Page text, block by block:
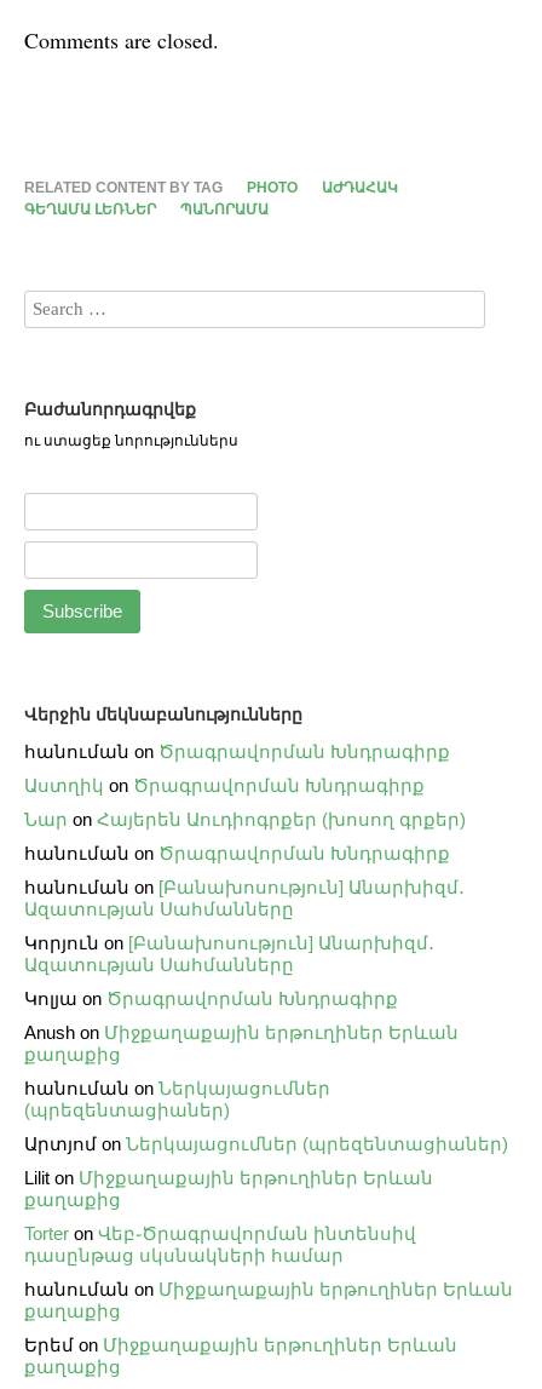
Comments are closed.
RELATED CONTENT BY TAG PHOTO
ԱԺԴԱՀԱԿ
ԳԵՂԱՄԱ ԼԵՌՆԵՐ
ՊԱՆՈՐԱՄԱ
Բաժանորդագրվեք
ու ստացեք նորություններս
Վերջին մեկնաբանությունները
հանուման on Ծրագրավորման Խնդրագիրք
Աստղիկ on Ծրագրավորման Խնդրագիրք
Նար on Հայերեն Աուդիոգրքեր (խոսող գրքեր)
հանուման on Ծրագրավորման Խնդրագիրք
հանուման on [Բանախոսություն] Անարխիզմ․
Ազատության Սահմանները
Կորյուն on [Բանախոսություն] Անարխիզմ․
Ազատության Սահմանները
Կոլյա on Ծրագրավորման Խնդրագիրք
Anush on Միջքաղաքային երթուղիներ Երևան
քաղաքից
հանուման on Ներկայացումներ
(պրեզենտացիաներ)
Արտյոմ on Ներկայացումներ (պրեզենտացիաներ)
Lilit on Միջքաղաքային երթուղիներ Երևան
քաղաքից
Torter on Վեբ֊Ծրագրավորման ինտենսիվ
դասընթաց սկսնակների համար
հանուման on Միջքաղաքային երթուղիներ Երևան
քաղաքից
Երեմ on Միջքաղաքային երթուղիներ Երևան
քաղաքից